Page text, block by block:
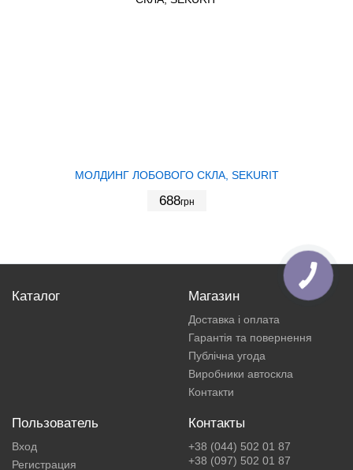
МОЛДИНГ ЛОБОВОГО СКЛА, SEKURIT
688грн
Каталог Магазин
Доставка і оплата
Гарантія та повернення
Публічна угода
Виробники автоскла
Контакти
Пользователь
Вход
Регистрация
Контакты
+38 (044) 502 01 87
+38 (097) 502 01 87